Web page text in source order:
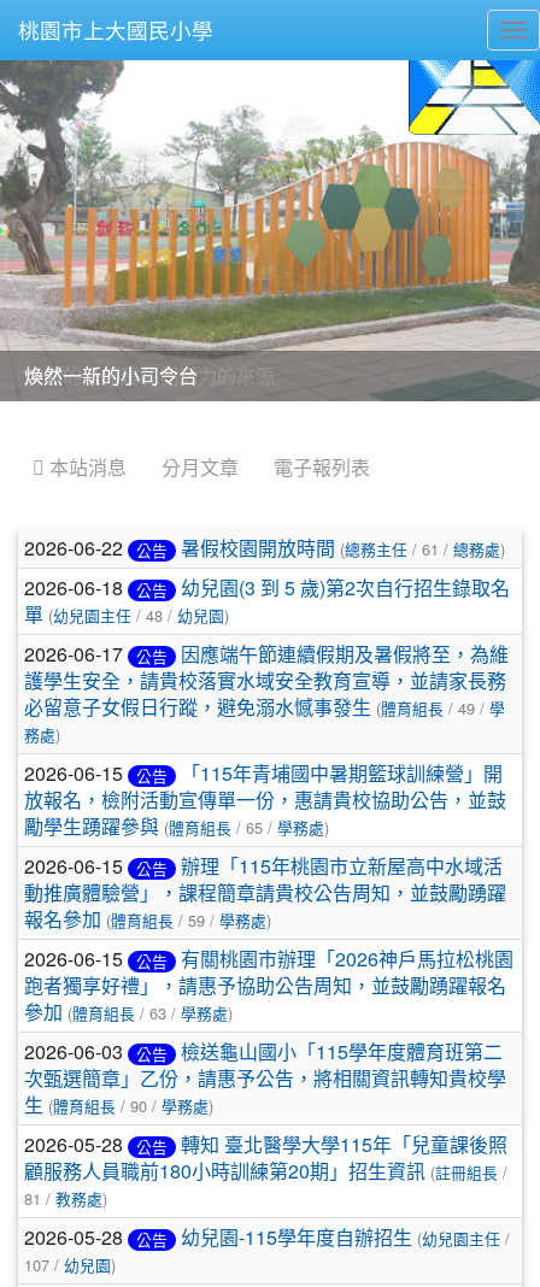
桃園市上大國民小學
美麗的操場是我們活力的來源
美麗的操場是我們活力的來源
煥然一新的小司令台
煥然一新的小司令台
富含桃園埤塘田園風光意象的中廊
富含桃園埤塘田園風光意象的中廊
嶄新的中庭廣場
嶄新的中庭廣場
水生池生生不息
水生池生生不息
 本站消息 分月文章 電子報列表
文
章
列
表
2026-06-22 公告 暑假校園開放時間 (總務主任 / 61 / 總務處)
2026-06-18 公告
幼兒園(3 到 5 歲)第2次自行招生錄取名
單 (幼兒園主任 / 48 / 幼兒園)
2026-06-17 公告
因應端午節連續假期及暑假將至，為維
護學生安全，請貴校落實水域安全教育宣導，並請家長務
必留意子女假日行蹤，避免溺水憾事發生 (體育組長 / 49 / 學
務處)
2026-06-15 公告
「115年青埔國中暑期籃球訓練營」開
放報名，檢附活動宣傳單一份，惠請貴校協助公告，並鼓
勵學生踴躍參與 (體育組長 / 65 / 學務處)
2026-06-15 公告
辦理「115年桃園市立新屋高中水域活
動推廣體驗營」，課程簡章請貴校公告周知，並鼓勵踴躍
報名參加 (體育組長 / 59 / 學務處)
2026-06-15 公告
有關桃園市辦理「2026神戶馬拉松桃園
跑者獨享好禮」，請惠予協助公告周知，並鼓勵踴躍報名
參加 (體育組長 / 63 / 學務處)
2026-06-03 公告
檢送龜山國小「115學年度體育班第二
次甄選簡章」乙份，請惠予公告，將相關資訊轉知貴校學
生 (體育組長 / 90 / 學務處)
2026-05-28 公告
轉知 臺北醫學大學115年「兒童課後照
顧服務人員職前180小時訓練第20期」招生資訊 (註冊組長 /
81 / 教務處)
2026-05-28 公告 幼兒園-115學年度自辦招生 (幼兒園主任 /
107 / 幼兒園)